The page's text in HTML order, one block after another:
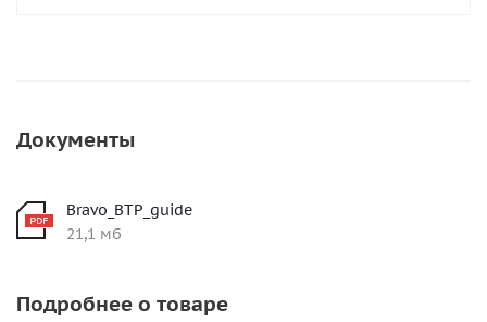
Документы
Bravo_BTP_guide
21,1 мб
Подробнее о товаре